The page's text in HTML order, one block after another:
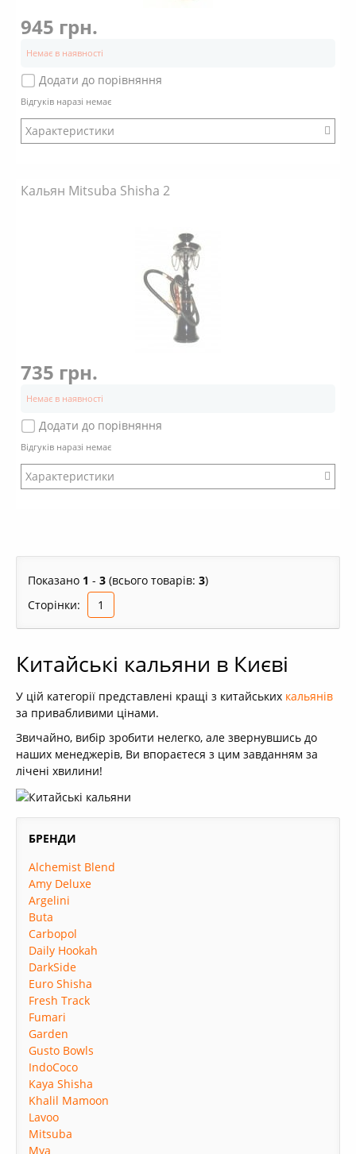
945 грн.
Немає в наявності
Додати до порівняння
Відгуків наразі немає
Характеристики
Кальян Mitsuba Shisha 2
735 грн.
Немає в наявності
Додати до порівняння
Відгуків наразі немає
Характеристики
Показано 1 - 3 (всього товарів: 3)
Сторінки:
1
Китайські кальяни в Києві
У цій категорії представлені кращі з китайських кальянів
за привабливими цінами.
Звичайно, вибір зробити нелегко, але звернувшись до
наших менеджерів, Ви впораєтеся з цим завданням за
лічені хвилини!
БРЕНДИ
Alchemist Blend
Amy Deluxe
Argelini
Buta
Carbopol
Daily Hookah
DarkSide
Euro Shisha
Fresh Track
Fumari
Garden
Gusto Bowls
IndoCoco
Kaya Shisha
Khalil Mamoon
Lavoo
Mitsuba
Mya